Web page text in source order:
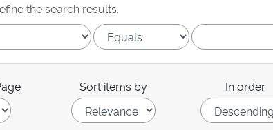
the search results.
Sort items by In order